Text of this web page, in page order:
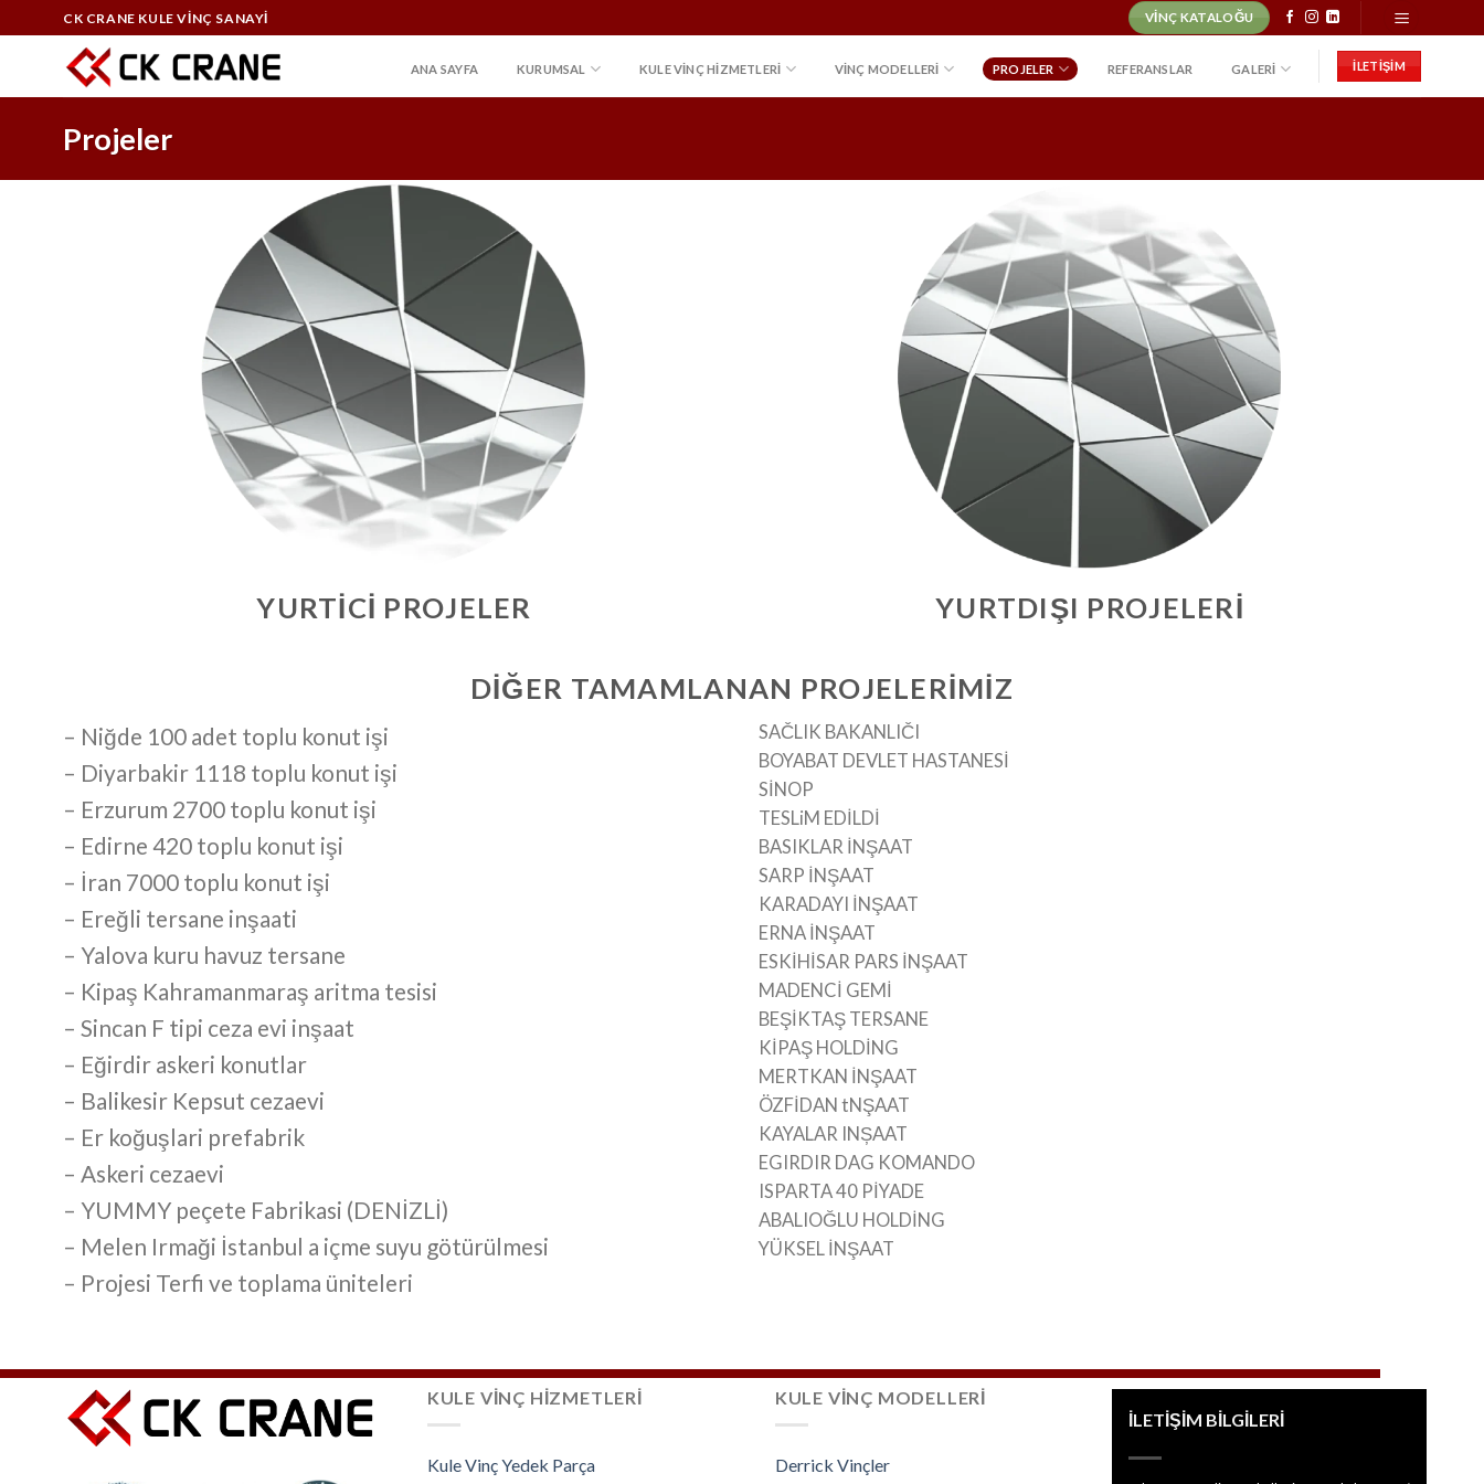
to
CK CRANE KULE VİNÇ SANAYİ VINÇ KATALOĞU
ANA SAYFA KURUMSAL KULE VINÇ HIZMETLERI VİNÇ MODELLERİ PROJELER REFERANSLAR GALERI İLETİŞİM
Projeler
YURTICI PROJELER YURTDIŞI PROJELERI
DIĞER TAMAMLANAN PROJELERIMIZ
– Niğde 100 adet toplu konut işi
– Diyarbakir 1118 toplu konut işi
– Erzurum 2700 toplu konut işi
– Edirne 420 toplu konut işi
– İran 7000 toplu konut işi
– Ereğli tersane inşaati
– Yalova kuru havuz tersane
– Kipaş Kahramanmaraş aritma tesisi
– Sincan F tipi ceza evi inşaat
– Eğirdir askeri konutlar
– Balikesir Kepsut cezaevi
– Er koğuşlari prefabrik
– Askeri cezaevi
– YUMMY peçete Fabrikasi (DENİZLİ)
– Melen Irmaği İstanbul a içme suyu götürülmesi
– Projesi Terfi ve toplama üniteleri
SAČLIK BAKANLIČI
BOYABAT DEVLET HASTANESİ
SİNOP
TESLiM EDİLDİ
BASIKLAR İNŞAAT
SARP İNŞAAT
KARADAYI İNŞAAT
ERNA İNŞAAT
ESKİHİSAR PARS İNŞAAT
MADENCİ GEMİ
BEŞİKTAŞ TERSANE
KİPAŞ HOLDİNG
MERTKAN İNŞAAT
ÖZFİDAN tNŞAAT
KAYALAR INȘAAT
EGIRDIR DAG KOMANDO
ISPARTA 40 PİYADE
ABALIOĞLU HOLDİNG
YÜKSEL İNŞAAT
KULE VİNÇ HİZMETLERİ
Kule Vinç Yedek Parça
KULE VİNÇ MODELLERİ
Derrick Vinçler
İLETİŞİM BİLGİLERİ